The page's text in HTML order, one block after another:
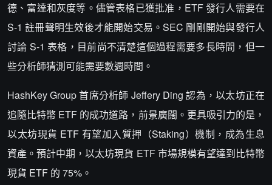
德、富達和灰度等。儘管表格已獲批准，ETF 發行人需要在
S-1 註冊聲明生效後才能開始交易。SEC 剛剛開始與發行人
討論 S-1 表格，目前尚不清楚這個過程需要多長時間，但一
些分析師猜測可能需要數週時間。
HashKey Group 首席分析師 Jeffery Ding 認為，以太坊正在
追隨比特幣 ETF 的成功道路，前景廣闊。更具吸引力的是，
以太坊現貨 ETF 有望加入質押（Staking）機制，成為生息
資產。預計中期，以太坊現貨 ETF 市場規模有望達到比特幣
現貨 ETF 的 75%。